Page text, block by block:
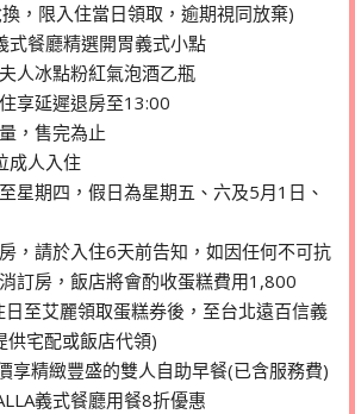
，限入住當日領取，逾期視同放棄)
式餐廳精選開胃義式小點
人冰點粉紅氣泡酒乙瓶
享延遲退房至13:00
，售完為止
成人入住
星期四，假日為星期五、六及5月1日、
，請於入住6天前告知，如因任何不可抗
訂房，飯店將會酌收蛋糕費用1,800
至艾麗領取蛋糕券後，至台北遠百信義
供宅配或飯店代領)
享精緻豐盛的雙人自助早餐(已含服務費)
義式餐廳用餐8折優惠